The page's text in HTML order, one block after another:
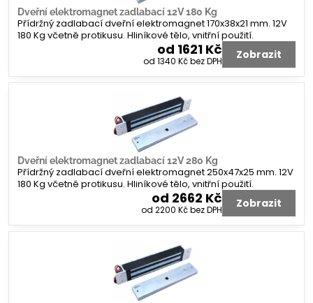
Dveřní elektromagnet zadlabací 12V 180 Kg
Přídržný zadlabací dveřní elektromagnet 170x38x21 mm. 12V
180 Kg včetně protikusu. Hliníkové tělo, vnitřní použití.
od 1621 Kč
od 1340 Kčbez DPH Zobrazit
Dveřní elektromagnet zadlabací 12V 280 Kg
Přídržný zadlabací dveřní elektromagnet 250x47x25 mm. 12V
180 Kg včetně protikusu. Hliníkové tělo, vnitřní použití.
od 2662 Kč
od 2200 Kčbez DPH Zobrazit